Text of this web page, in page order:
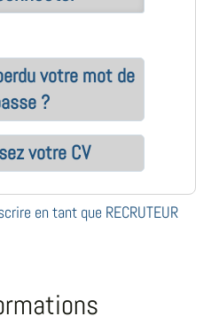
votre mot de
?
votre CV
en tant que RECRUTEUR